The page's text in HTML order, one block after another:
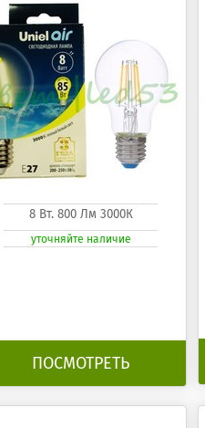
8 Вт. 800 Лм 3000К
уточняйте наличие
ПОСМОТРЕТЬ